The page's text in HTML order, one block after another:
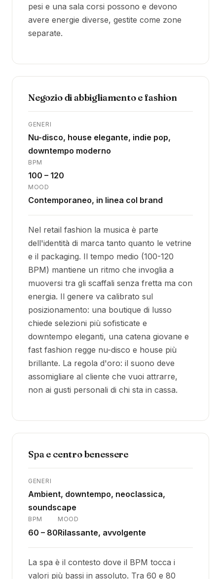
pesi e una sala corsi possono e devono
avere energie diverse, gestite come zone
separate.
Negozio di abbigliamento e fashion
GENERI
Nu-disco, house elegante, indie pop,
downtempo moderno
BPM
100 – 120
MOOD
Contemporaneo, in linea col brand
Nel retail fashion la musica è parte
dell'identità di marca tanto quanto le vetrine
e il packaging. Il tempo medio (100-120
BPM) mantiene un ritmo che invoglia a
muoversi tra gli scaffali senza fretta ma con
energia. Il genere va calibrato sul
posizionamento: una boutique di lusso
chiede selezioni più sofisticate e
downtempo eleganti, una catena giovane e
fast fashion regge nu-disco e house più
brillante. La regola d'oro: il suono deve
assomigliare al cliente che vuoi attrarre,
non ai gusti personali di chi sta in cassa.
Spa e centro benessere
GENERI
Ambient, downtempo, neoclassica,
soundscape
BPM
60 – 80
MOOD
Rilassante, avvolgente
La spa è il contesto dove il BPM tocca i
valori più bassi in assoluto. Tra 60 e 80